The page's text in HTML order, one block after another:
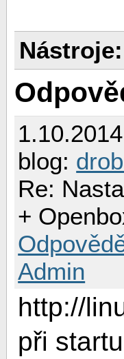
Nástroje:
blog:
Re:
+
Admin
http://
při